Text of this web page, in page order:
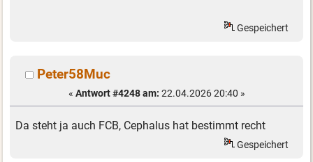
Gespeichert
Peter58Muc
« Antwort #4248 am: 22.04.2026 20:40 »
Da steht ja auch FCB, Cephalus hat bestimmt recht
Gespeichert